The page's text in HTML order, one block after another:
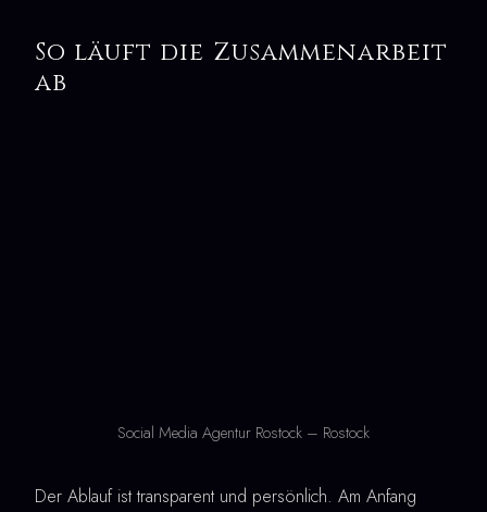
So läuft die Zusammenarbeit
ab
Social Media Agentur Rostock – Rostock
Der Ablauf ist transparent und persönlich. Am Anfang